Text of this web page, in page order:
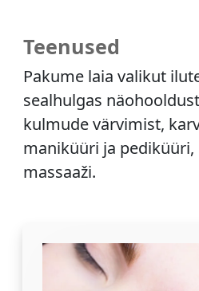
Teenused
Pakume laia valikut
sealhulgas
kulmude värvimist,
maniküüri ja pediküüri,
massaaži.